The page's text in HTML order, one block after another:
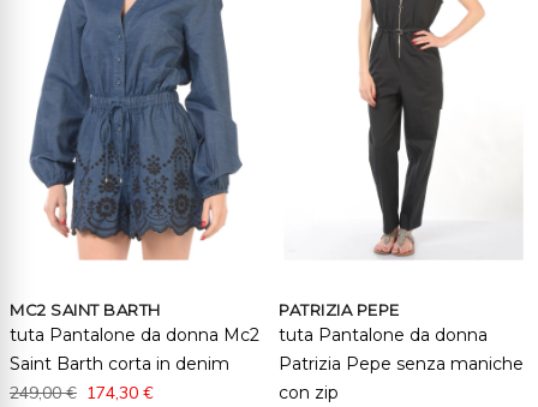
MC2 SAINT BARTH
tuta Pantalone da donna Mc2
Saint Barth corta in denim
249,00 € 174,30 €
PATRIZIA PEPE
tuta Pantalone da donna
Patrizia Pepe senza maniche
con zip